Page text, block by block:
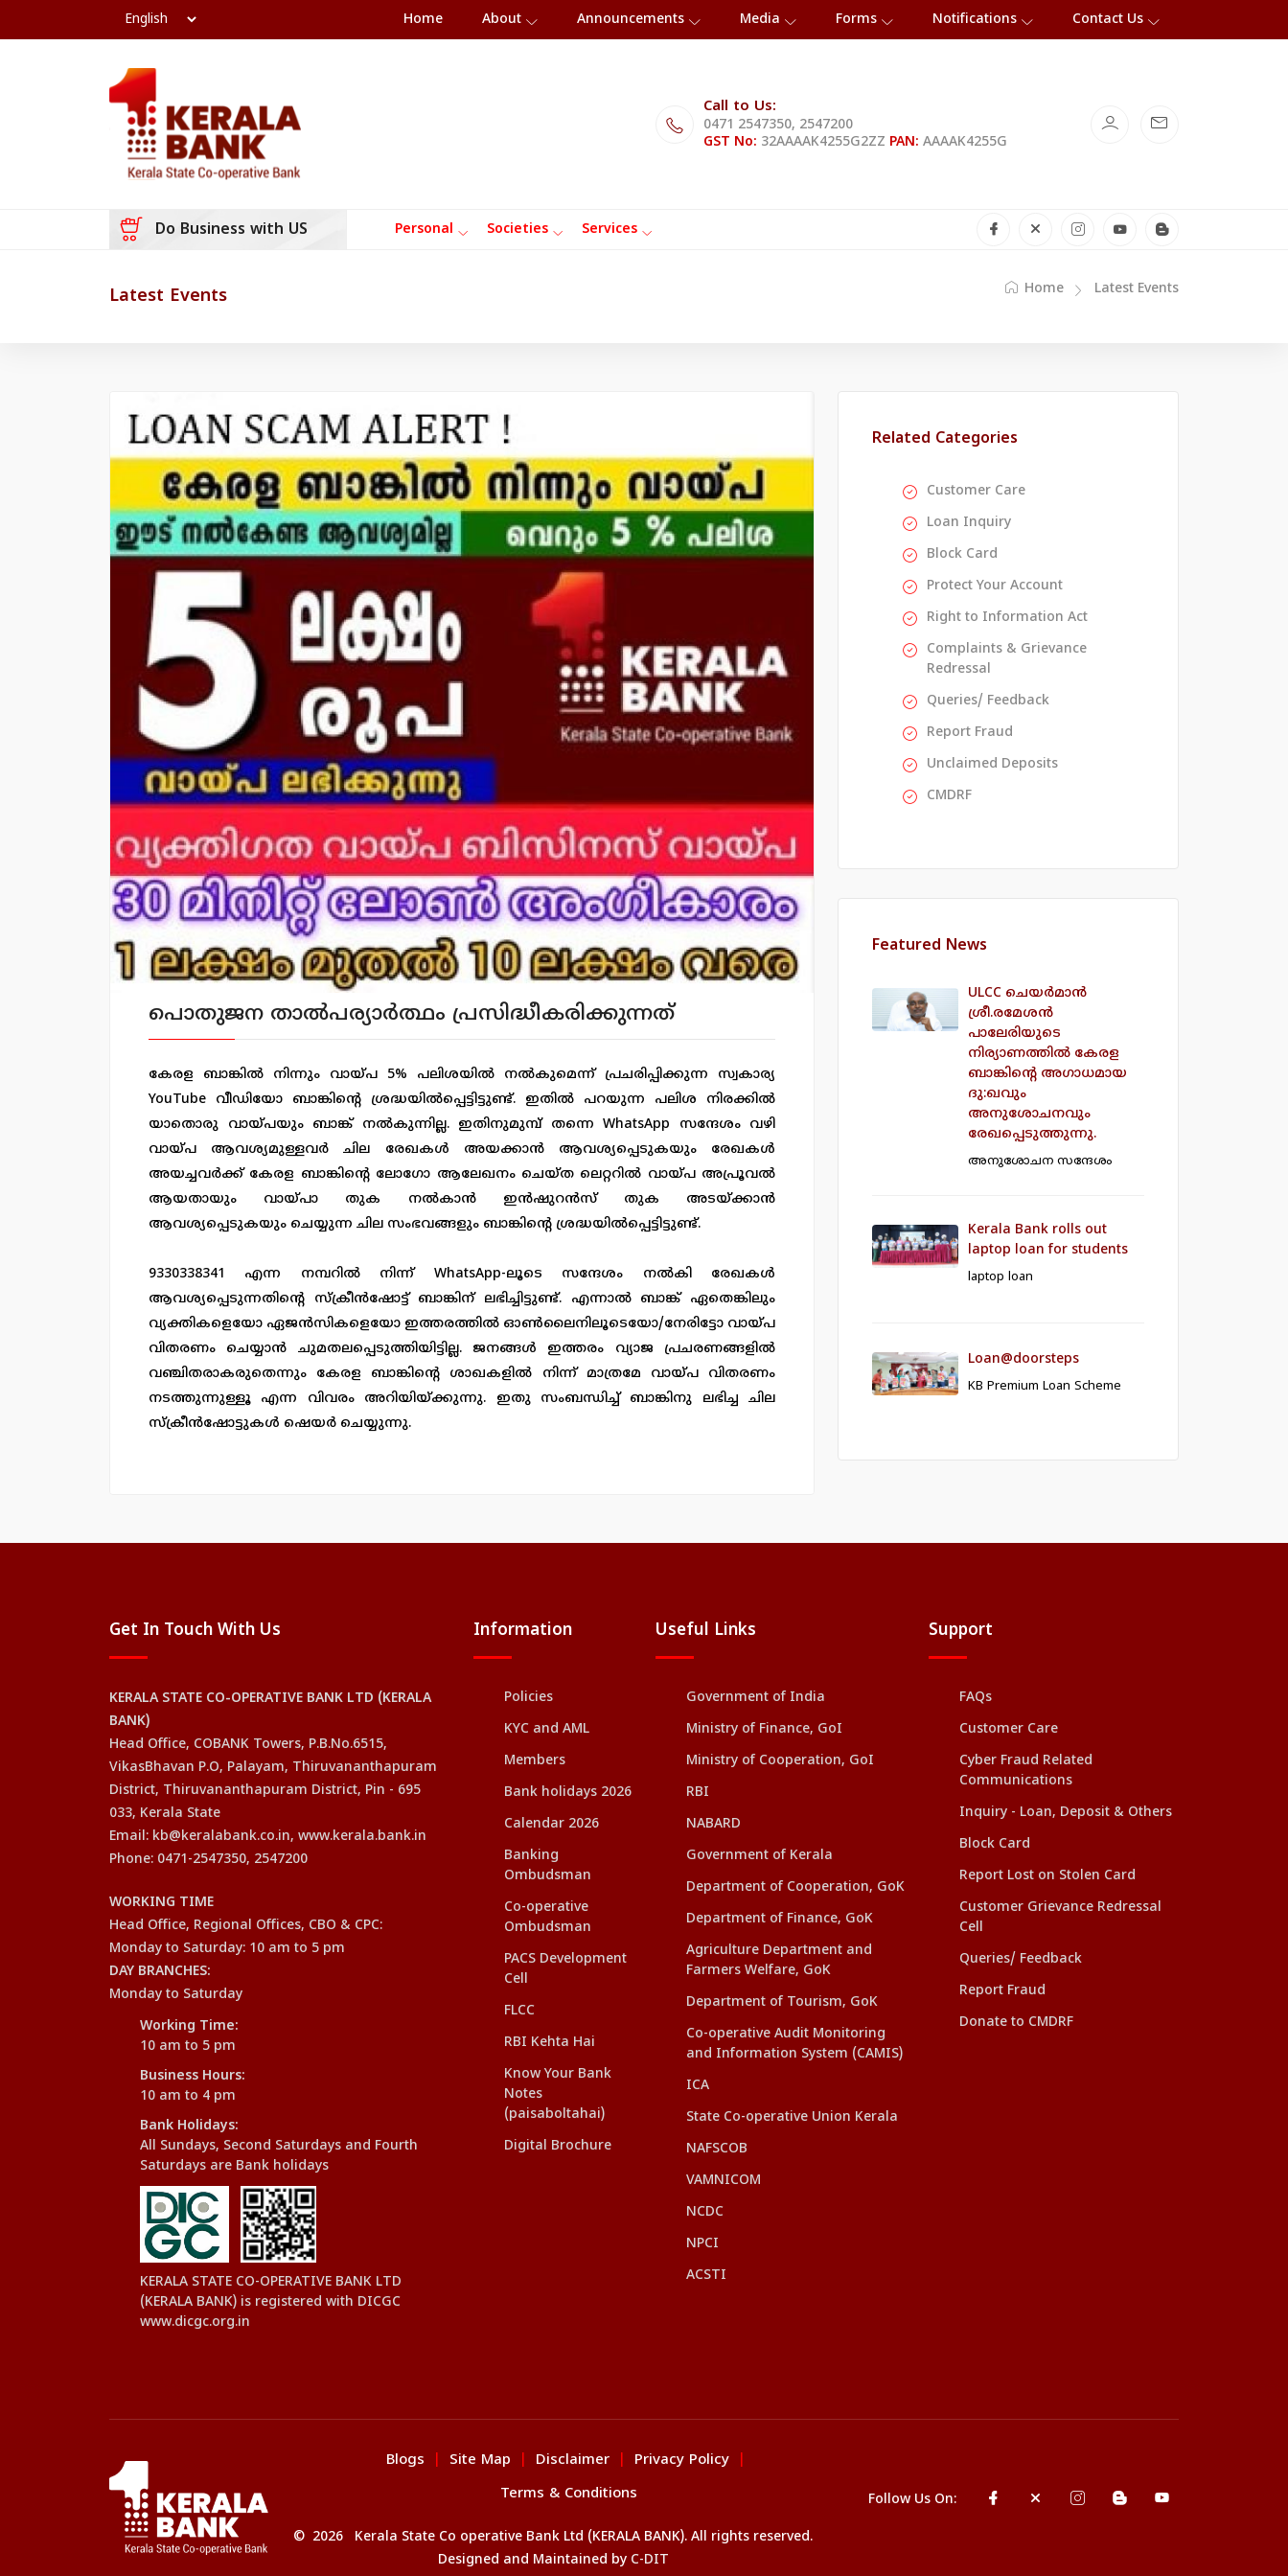
Home About Announcements Media Forms Notifications Contact Us
Call to Us:
0471 2547350, 2547200
GST No: 32AAAAK4255G2ZZ PAN: AAAAK4255G
Do Business with US Personal Societies Services
Latest Events Home Latest Events
പൊതുജന താൽപര്യാർത്ഥം പ്രസിദ്ധീകരിക്കുന്നത്
കേരള ബാങ്കിൽ നിന്നും വായ്പ 5% പലിശയിൽ നൽകുമെന്ന് പ്രചരിപ്പിക്കുന്ന സ്വകാര്യ
YouTube വീഡിയോ ബാങ്കിന്റെ ശ്രദ്ധയിൽപ്പെട്ടിട്ടുണ്ട്. ഇതിൽ പറയുന്ന പലിശ നിരക്കിൽ
യാതൊരു വായ്പയും ബാങ്ക് നൽകുന്നില്ല. ഇതിനുമുമ്പ് തന്നെ WhatsApp സന്ദേശം വഴി
വായ്പ ആവശ്യമുള്ളവർ ചില രേഖകൾ അയക്കാൻ ആവശ്യപ്പെടുകയും രേഖകൾ
അയച്ചവർക്ക് കേരള ബാങ്കിന്റെ ലോഗോ ആലേഖനം ചെയ്ത ലെറ്ററിൽ വായ്പ അപ്രൂവൽ
ആയതായും വായ്പാ തുക നൽകാൻ ഇൻഷുറൻസ് തുക അടയ്ക്കാൻ
ആവശ്യപ്പെടുകയും ചെയ്യുന്ന ചില സംഭവങ്ങളും ബാങ്കിന്റെ ശ്രദ്ധയിൽപ്പെട്ടിട്ടുണ്ട്.
9330338341 എന്ന നമ്പറിൽ നിന്ന് WhatsApp-ലൂടെ സന്ദേശം നൽകി രേഖകൾ
ആവശ്യപ്പെടുന്നതിന്റെ സ്ക്രീൻഷോട്ട് ബാങ്കിന് ലഭിച്ചിട്ടുണ്ട്. എന്നാൽ ബാങ്ക് ഏതെങ്കിലും
വ്യക്തികളെയോ ഏജൻസികളെയോ ഇത്തരത്തിൽ ഓൺലൈനിലൂടെയോ/നേരിട്ടോ വായ്പ
വിതരണം ചെയ്യാൻ ചുമതലപ്പെടുത്തിയിട്ടില്ല. ജനങ്ങൾ ഇത്തരം വ്യാജ പ്രചരണങ്ങളിൽ
വഞ്ചിതരാകരുതെന്നും കേരള ബാങ്കിന്റെ ശാഖകളിൽ നിന്ന് മാത്രമേ വായ്പ വിതരണം
നടത്തുന്നുള്ളൂ എന്ന വിവരം അറിയിയ്ക്കുന്നു. ഇതു സംബന്ധിച്ച് ബാങ്കിനു ലഭിച്ച ചില
സ്ക്രീൻഷോട്ടുകൾ ഷെയർ ചെയ്യുന്നു.
Related Categories
Customer Care
Loan Inquiry
Block Card
Protect Your Account
Right to Information Act
Complaints & Grievance
Redressal
Queries/ Feedback
Report Fraud
Unclaimed Deposits
CMDRF
Featured News
ULCC ചെയര്‍മാന്‍
ശ്രീ.രമേശന്‍
പാലേരിയുടെ
നിര്യാണത്തില്‍ കേരള
ബാങ്കിന്‍റെ അഗാധമായ
ദു:ഖവും
അനുശോചനവും
രേഖപ്പെടുത്തുന്നു.
അനുശോചന സന്ദേശം
Kerala Bank rolls out
laptop loan for students
laptop loan
Loan@doorsteps
KB Premium Loan Scheme
Get In Touch With Us
KERALA STATE CO-OPERATIVE BANK LTD (KERALA
BANK)
Head Office, COBANK Towers, P.B.No.6515,
VikasBhavan P.O, Palayam, Thiruvananthapuram
District, Thiruvananthapuram District, Pin - 695
033, Kerala State
Email: kb@keralabank.co.in, www.kerala.bank.in
Phone: 0471-2547350, 2547200
WORKING TIME
Head Office, Regional Offices, CBO & CPC:
Monday to Saturday: 10 am to 5 pm
DAY BRANCHES:
Monday to Saturday
Working Time:
10 am to 5 pm
Business Hours:
10 am to 4 pm
Bank Holidays:
All Sundays, Second Saturdays and Fourth
Saturdays are Bank holidays
KERALA STATE CO-OPERATIVE BANK LTD
(KERALA BANK) is registered with DICGC
www.dicgc.org.in
Information
Policies
KYC and AML
Members
Bank holidays 2026
Calendar 2026
Banking
Ombudsman
Co-operative
Ombudsman
PACS Development
Cell
FLCC
RBI Kehta Hai
Know Your Bank
Notes
(paisaboltahai)
Digital Brochure
Useful Links
Government of India
Ministry of Finance, GoI
Ministry of Cooperation, GoI
RBI
NABARD
Government of Kerala
Department of Cooperation, GoK
Department of Finance, GoK
Agriculture Department and
Farmers Welfare, GoK
Department of Tourism, GoK
Co-operative Audit Monitoring
and Information System (CAMIS)
ICA
State Co-operative Union Kerala
NAFSCOB
VAMNICOM
NCDC
NPCI
ACSTI
Support
FAQs
Customer Care
Cyber Fraud Related
Communications
Inquiry - Loan, Deposit & Others
Block Card
Report Lost on Stolen Card
Customer Grievance Redressal
Cell
Queries/ Feedback
Report Fraud
Donate to CMDRF
Blogs Site Map Disclaimer Privacy Policy
Terms & Conditions
© 2026 Kerala State Co operative Bank Ltd (KERALA BANK). All rights reserved.
Designed and Maintained by C-DIT
Follow Us On: